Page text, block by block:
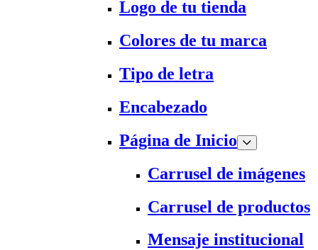
Logo de tu tienda
Colores de tu marca
Tipo de letra
Encabezado
Página de Inicio
Carrusel de imágenes
Carrusel de productos
Mensaje institucional